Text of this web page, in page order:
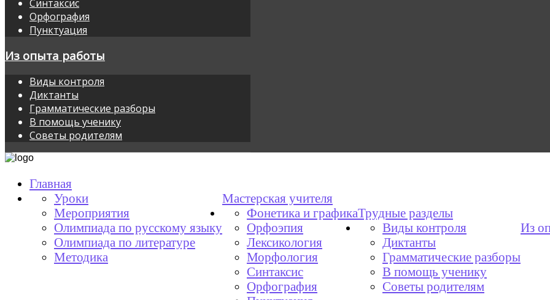
Синтаксис
Орфография
Пунктуация
Из опыта работы
Виды контроля
Диктанты
Грамматические разборы
В помощь ученику
Советы родителям
Главная
Мастерская учителя
Уроки
Мероприятия
Олимпиада по русскому языку
Олимпиада по литературе
Методика
Трудные разделы
Фонетика и графика
Орфоэпия
Лексикология
Морфология
Синтаксис
Орфография
Из
Виды контроля
Диктанты
Грамматические разборы
В помощь ученику
Советы родителям